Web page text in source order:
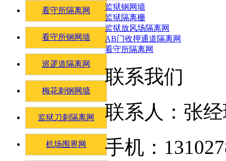
看守所隔离网
看守所钢网墙
巡逻道隔离网
梅花刺钢网墙
监狱刀刺隔离网
机场围界网
监狱钢网墙
监狱隔离栅
监狱放风场隔离网
AB门收押通道隔离网
看守所隔离网
联系我们
联系人：张
手机：